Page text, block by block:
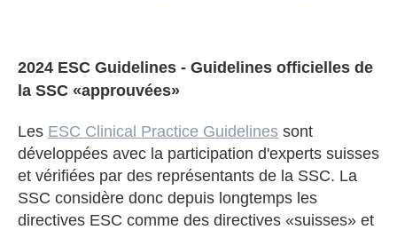
2024 ESC Guidelines - Guidelines officielles de
la SSC «approuvées»
Les ESC Clinical Practice Guidelines sont
développées avec la participation d'experts suisses
et vérifiées par des représentants de la SSC. La
SSC considère donc depuis longtemps les
directives ESC comme des directives «suisses» et